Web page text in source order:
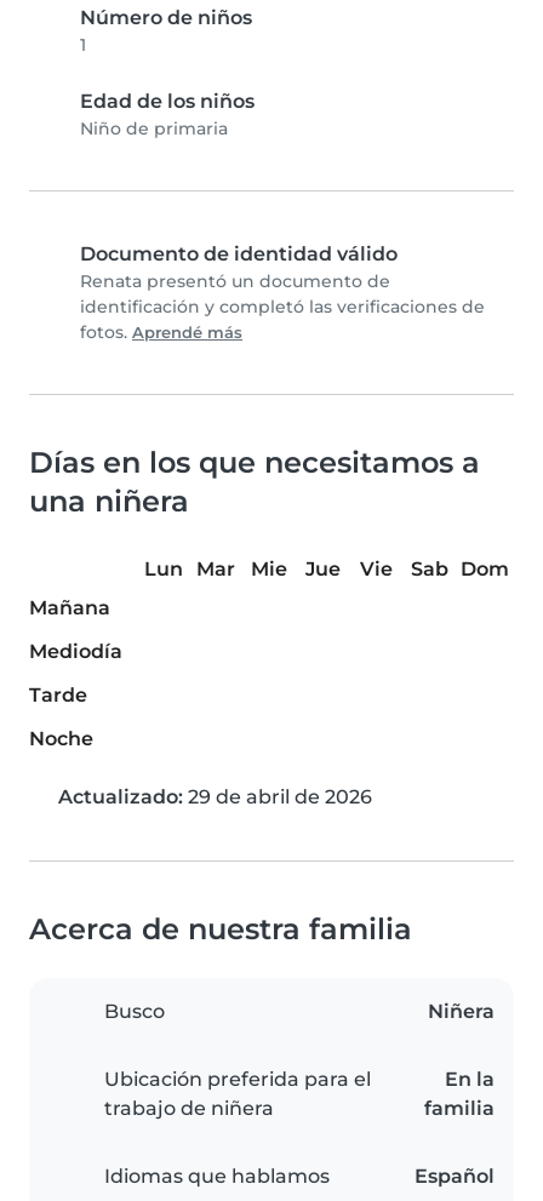
Número de niños
1
Edad de los niños
Niño de primaria
Documento de identidad válido
Renata presentó un documento de
identificación y completó las verificaciones de
fotos. Aprendé más
Días en los que necesitamos a
una niñera
Lun Mar Mie Jue Vie Sab
Dom
Mañana
Mediodía
Tarde
Noche
Actualizado: 29 de abril de 2026
Acerca de nuestra familia
Busco Niñera
Ubicación preferida para el
trabajo de niñera
En la
familia
Idiomas que hablamos Español